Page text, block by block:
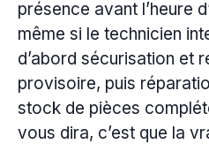
présence avant l’heure
même si le technicien
d’abord sécurisation et
provisoire, puis
stock de pièces
vous dira, c’est que la